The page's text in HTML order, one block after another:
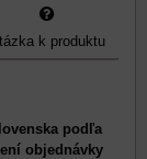
k produktu
podľa
objednávky